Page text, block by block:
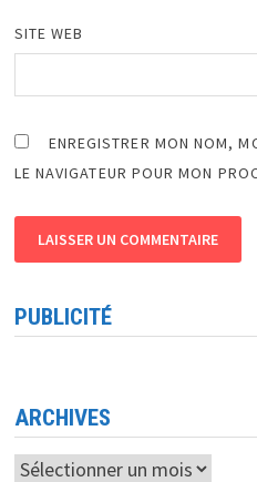
SITE WEB
ENREGISTRER MON NOM,
LE NAVIGATEUR POUR MON
PUBLICITÉ
ARCHIVES
Archives